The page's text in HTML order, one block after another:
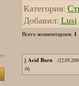
Категория:
Добавил: Lusi
Всего комментариев: 1
1 Acid Burn
:0)